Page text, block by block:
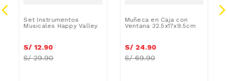
Set Instrumentos
Musicales Happy Valley
S/ 12.90
S/29.90
Muñeca en Caja con
Ventana 32.5x17x9.5cm
S/ 24.90
S/69.90